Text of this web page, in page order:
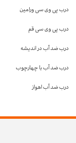
درب پی وی سی ورامین
درب پی وی سی قم
درب ضد آب در اندیشه
درب ضد آب با چهارچوب
درب ضد آب اهواز